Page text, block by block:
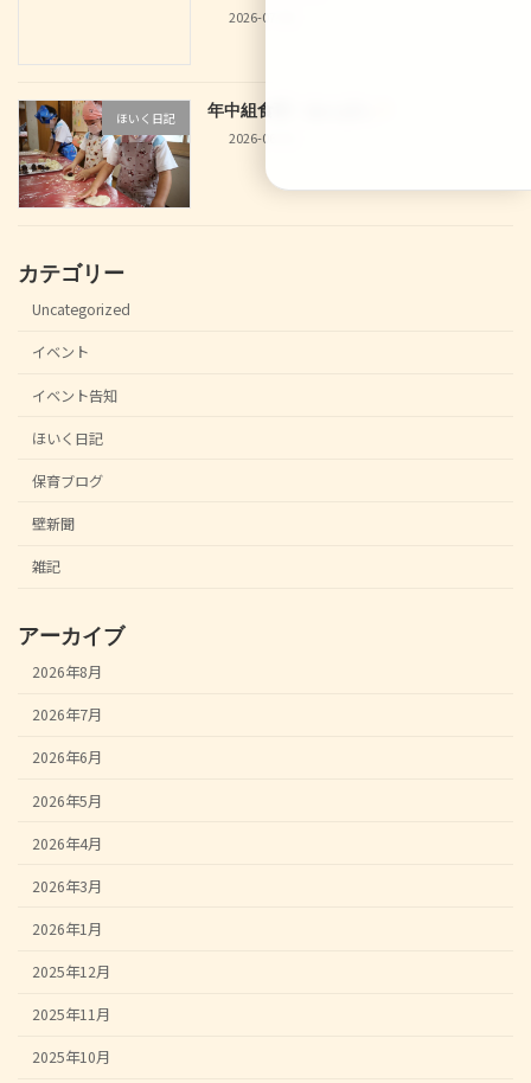
2026-07-04
ほいく日記
年中組食育！あんぱん
2026-06-30
カテゴリー
Uncategorized
イベント
イベント告知
ほいく日記
保育ブログ
壁新聞
雑記
アーカイブ
2026年8月
2026年7月
2026年6月
2026年5月
2026年4月
2026年3月
2026年1月
2025年12月
2025年11月
2025年10月